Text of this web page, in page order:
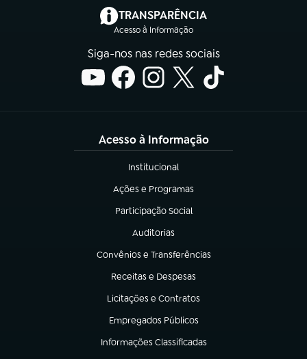
TRANSPARÊNCIA
Acesso à Informação
(abre em nova aba)
Siga-nos nas redes sociais
Acesso à Informação
Institucional
(abre em nova aba)
Ações e Programas
(abre em nova aba)
Participação Social
(abre em nova aba)
Auditorias
(abre em nova aba)
Convênios e Transferências
(abre em nova aba)
Receitas e Despesas
(abre em nova aba)
Licitações e Contratos
(abre em nova aba)
Empregados Públicos
(abre em nova aba)
Informações Classificadas
(abre em nova aba)